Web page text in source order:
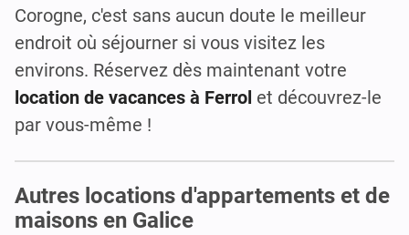
Corogne, c'est sans aucun doute le meilleur
endroit où séjourner si vous visitez les
environs. Réservez dès maintenant votre
location de vacances à Ferrol et découvrez-le
par vous-même !
Autres locations d'appartements et de
maisons en Galice